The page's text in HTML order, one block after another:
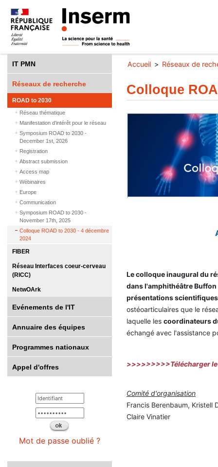
IT PMN
Réseaux de recherche
ROAD to 2030
Réseau thématique
Manifestation d'intérêt pour le réseau
Symposium ROAD to 2030 -
December 1st, 2026
Registration
Abstract submission
Access map
Wébinaires
Europe
Communication
Symposium ROAD to 2030 -
November 17th, 2025
Colloque ROAD to 2030 - 4 décembre
2024
FIBER
Réseau Interfaces coeur-cerveau
(RICC)
NetwOArk
Evénements de l'IT
Annuaire des équipes
Programmes nationaux
Appel d'offres
Mot de passe oublié ?
Accueil Réseaux de
Colloque
Le colloque inaugural du
dans l'amphithéâtre Buffon
présentations scientifiques
ostéoarticulaires que le
laquelle les coordinateurs
échangé avec l'assistance
>>>>>>>>>Télécharger le
Comité d'organisation
Francis Berenbaum, Kristell
Claire Vinatier